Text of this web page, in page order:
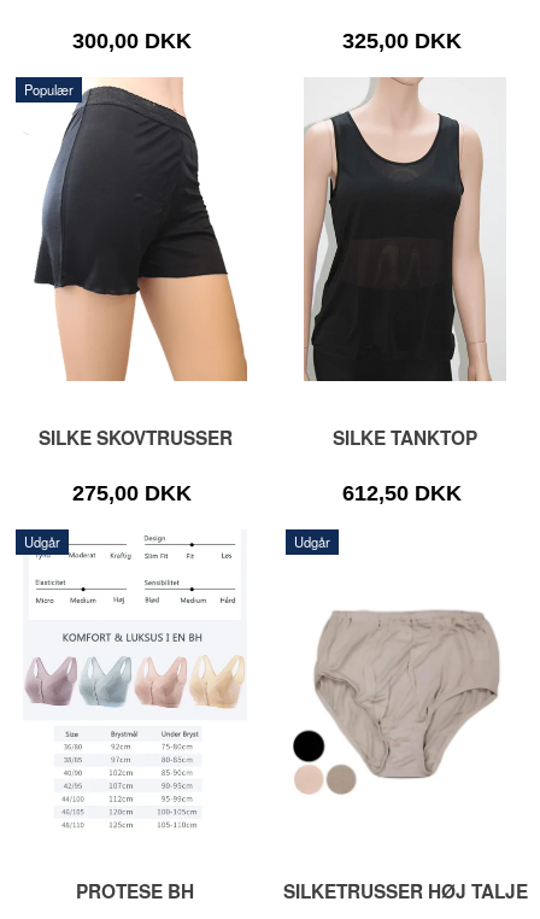
300,00 DKK 325,00 DKK
Populær
SILKE SKOVTRUSSER
275,00 DKK
SILKE TANKTOP
612,50 DKK
Udgår
PROTESE BH
Udgår
SILKETRUSSER HØJ TALJE